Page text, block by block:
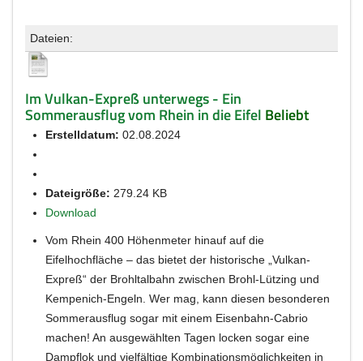
Dateien:
Im Vulkan-Expreß unterwegs - Ein
Sommerausflug vom Rhein in die Eifel Beliebt
Erstelldatum: 02.08.2024
Dateigröße: 279.24 KB
Download
Vom Rhein 400 Höhenmeter hinauf auf die
Eifelhochfläche – das bietet der historische „Vulkan-
Expreß“ der Brohltalbahn zwischen Brohl-Lützing und
Kempenich-Engeln. Wer mag, kann diesen besonderen
Sommerausflug sogar mit einem Eisenbahn-Cabrio
machen! An ausgewählten Tagen locken sogar eine
Dampflok und vielfältige Kombinationsmöglichkeiten in